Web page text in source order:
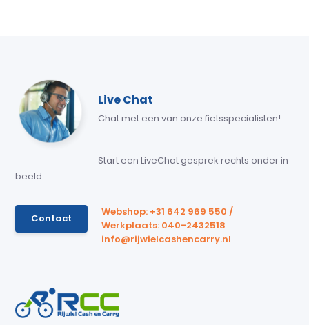
Live Chat
Chat met een van onze fietsspecialisten!
Start een LiveChat gesprek rechts onder in
beeld.
Contact
Webshop: +31 642 969 550 /
Werkplaats: 040-2432518
info@rijwielcashencarry.nl